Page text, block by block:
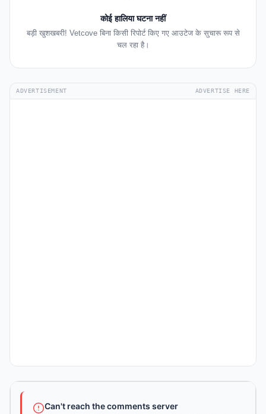
कोई हालिया घटना नहीं
बड़ी खुशखबरी! Vetcove बिना किसी रिपोर्ट किए गए आउटेज के सुचारू रूप से
चल रहा है।
ADVERTISEMENT ADVERTISE HERE
Can't reach the comments server